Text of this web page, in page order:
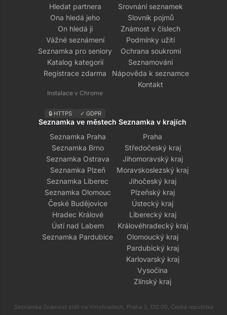
Hledat partnera
Ona hledá jeho
On hledá ji
Vážné seznámení
Seznamka pro seniory
Katalog kategorií
Registrace zdarma
Instalace v Chrome
🔒 HTTPS ✓ GDPR
Srovnání seznamek
Slovník pojmů
Známost v číslech
Podmínky užití
Ochrana soukromí
Seznamování
Nápověda k seznamce
Kontakt
Seznamka ve městech
Seznamka Praha
Seznamka Brno
Seznamka Ostrava
Seznamka Plzeň
Seznamka Liberec
Seznamka Olomouc
České Budějovice
Hradec Králové
Ústí nad Labem
Seznamka Pardubice
Seznamka v krajích
Praha
Středočeský kraj
Jihomoravský kraj
Moravskoslezský kraj
Jihočeský kraj
Plzeňský kraj
Ústecký kraj
Liberecký kraj
Královéhradecký kraj
Olomoucký kraj
Pardubický kraj
Karlovarský kraj
Vysočina
Zlínský kraj
Seznamka Známost sídlí na Vinohradech, Praha 3, 130 00, Česká republika